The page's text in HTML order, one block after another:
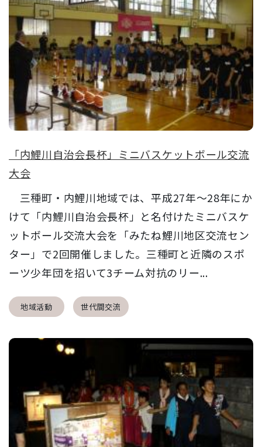
「内鯉川自治会長杯」ミニバスケットボール交流
大会
三種町・内鯉川地域では、平成27年～28年にか
けて「内鯉川自治会長杯」と名付けたミニバスケ
ットボール交流大会を「みたね鯉川地区交流セン
ター」で2回開催しました。三種町と近隣のスポ
ーツ少年団を招いて3チーム対抗のリー...
地域活動 世代間交流